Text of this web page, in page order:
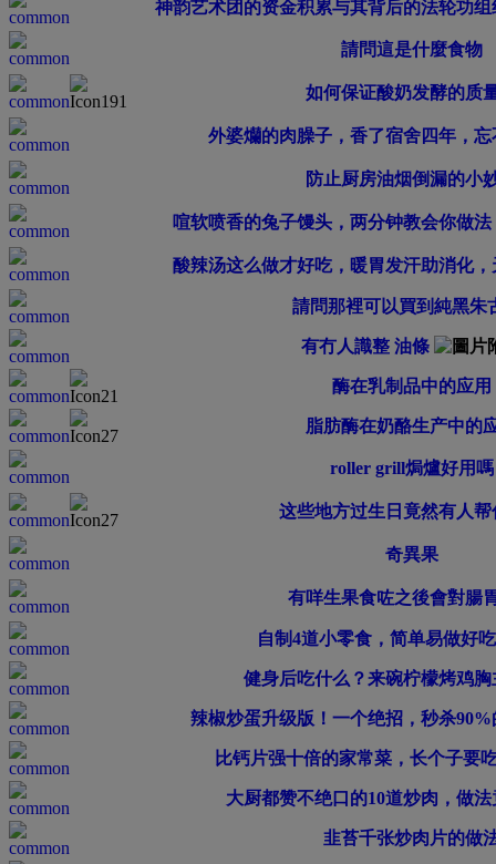
神韵艺术团的资金积累与其背后的法轮功
請問這是什麼食物
如何保证酸奶发酵的质
外婆爤的肉臊子，香了宿舍四年，
防止厨房油烟倒漏的小
喧软喷香的兔子馒头，两分钟教会你做
酸辣汤这么做才好吃，暖胃发汗助消化
請問那裡可以買到純黑朱
有冇人識整 油條
酶在乳制品中的应用
脂肪酶在奶酪生产中的
roller grill焗爐好用嗎
这些地方过生日竟然有人帮
奇異果
有咩生果食咗之後會對腸
自制4道小零食，简单易做好
健身后吃什么？来碗柠檬烤鸡
辣椒炒蛋升级版！一个绝招，秒杀
比钙片强十倍的家常菜，长个子要
大厨都赞不绝口的10道炒肉，做
韭苔千张炒肉片的做